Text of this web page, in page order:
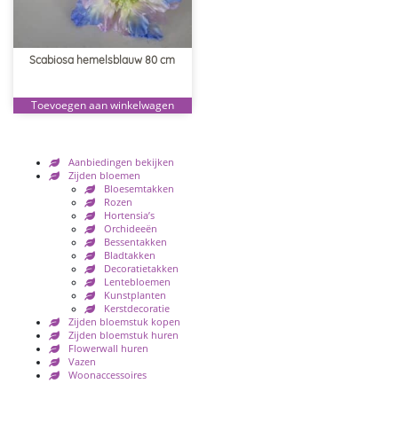
Aanbiedingen bekijken
Zijden bloemen
Bloesemtakken
Rozen
Hortensia’s
Orchideeën
Bessentakken
Bladtakken
Decoratietakken
Lentebloemen
Kunstplanten
Kerstdecoratie
Zijden bloemstuk kopen
Zijden bloemstuk huren
Flowerwall huren
Vazen
Woonaccessoires
Scabiosa hemelsblauw 80 cm
Toevoegen aan winkelwagen